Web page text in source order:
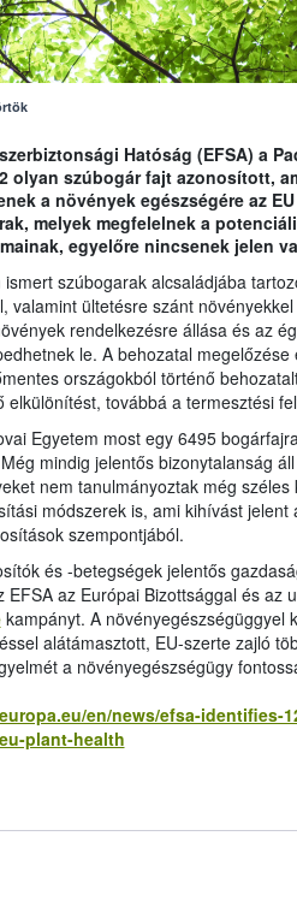
Hatóság (EFSA) a
olyan szúbogár fajt azonosított,
a növények egészségére az
melyek megfelelnek a
egyelőre nincsenek jelen
szúbogarak alcsaládjába
valamint ültetésre szánt
rendelkezésre állása és az
le. A behozatal
országokból történő
elkülönítést, továbbá a termesztési
Egyetem most egy 6495
mindig jelentős bizonytalanság
nem tanulmányoztak még
módszerek is, ami kihívást
szempontjából.
és -betegségek jelentős
EFSA az Európai Bizottsággal és az
kampányt. A növényegészségüggyel
alátámasztott, EU-szerte zajló
a növényegészségügy
en/news/efsa-identifies-
plant-health